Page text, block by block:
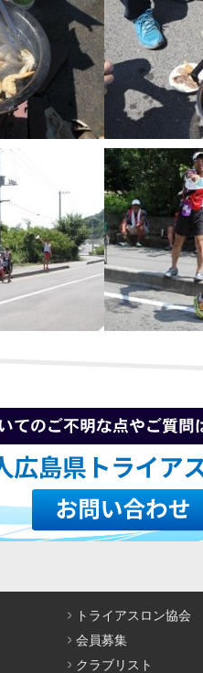
トライアスロン協会
会員募集
クラブリスト